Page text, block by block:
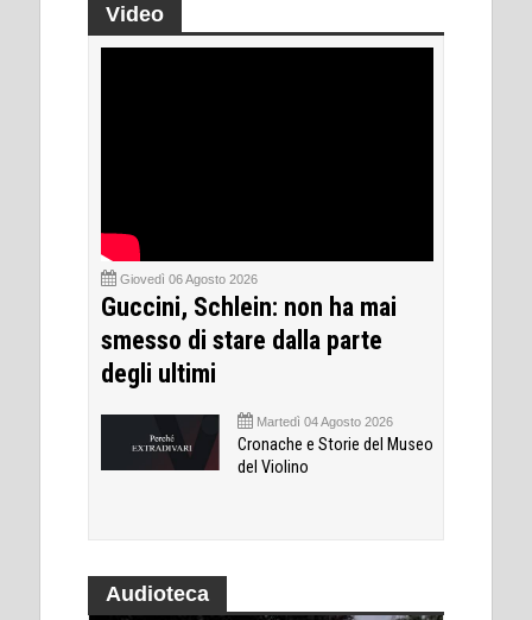
Video
Giovedì 06 Agosto 2026
Guccini, Schlein: non ha mai
smesso di stare dalla parte
degli ultimi
Martedì 04 Agosto 2026
Cronache e Storie del Museo
del Violino
Audioteca